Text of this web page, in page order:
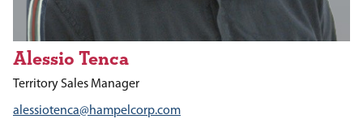
Alessio Tenca
Territory Sales Manager
alessiotenca@hampelcorp.com